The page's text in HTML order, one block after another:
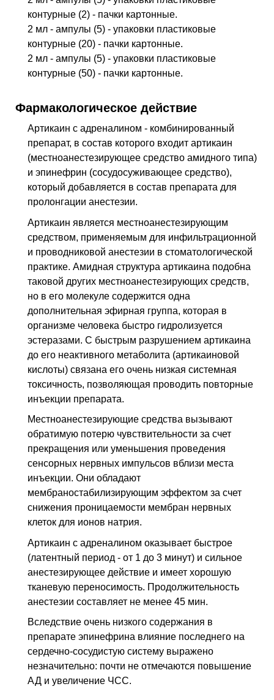
контурные (2) - пачки картонные.
2 мл - ампулы (5) - упаковки пластиковые
контурные (20) - пачки картонные.
2 мл - ампулы (5) - упаковки пластиковые
контурные (50) - пачки картонные.
Фармакологическое действие
Артикаин с адреналином - комбинированный
препарат, в состав которого входит артикаин
(местноанестезирующее средство амидного типа)
и эпинефрин (сосудосуживающее средство),
который добавляется в состав препарата для
пролонгации анестезии.
Артикаин является местноанестезирующим
средством, применяемым для инфильтрационной
и проводниковой анестезии в стоматологической
практике. Амидная структура артикаина подобна
таковой других местноанестезирующих средств,
но в его молекуле содержится одна
дополнительная эфирная группа, которая в
организме человека быстро гидролизуется
эстеразами. С быстрым разрушением артикаина
до его неактивного метаболита (артикаиновой
кислоты) связана его очень низкая системная
токсичность, позволяющая проводить повторные
инъекции препарата.
Местноанестезирующие средства вызывают
обратимую потерю чувствительности за счет
прекращения или уменьшения проведения
сенсорных нервных импульсов вблизи места
инъекции. Они обладают
мембраностабилизирующим эффектом за счет
снижения проницаемости мембран нервных
клеток для ионов натрия.
Артикаин с адреналином оказывает быстрое
(латентный период - от 1 до 3 минут) и сильное
анестезирующее действие и имеет хорошую
тканевую переносимость. Продолжительность
анестезии составляет не менее 45 мин.
Вследствие очень низкого содержания в
препарате эпинефрина влияние последнего на
сердечно-сосудистую систему выражено
незначительно: почти не отмечаются повышение
АД и увеличение ЧСС.